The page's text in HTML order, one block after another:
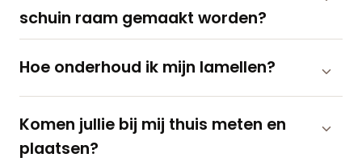
schuin raam gemaakt worden?
Hoe onderhoud ik mijn lamellen?
Komen jullie bij mij thuis meten en
plaatsen?